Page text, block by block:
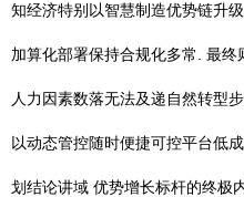
知经济特别以智慧制造优势链升
加算化部署保持合规化多常. 最
人力因素数落无法及递自然转型
以动态管控随时便捷可控平台低
划结论讲域 优势增长标杆的终极